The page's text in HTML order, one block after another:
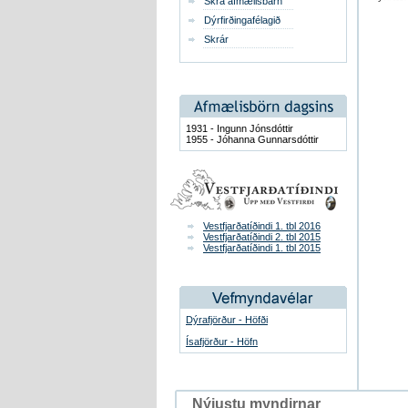
Dýrfirðingafélagið
Skrár
1931 - Ingunn Jónsdóttir
1955 - Jóhanna Gunnarsdóttir
Vestfjarðatíðindi 1. tbl 2016
Vestfjarðatíðindi 2. tbl 2015
Vestfjarðatíðindi 1. tbl 2015
Dýrafjörður - Höfði
Ísafjörður - Höfn
Nýjustu myndirnar